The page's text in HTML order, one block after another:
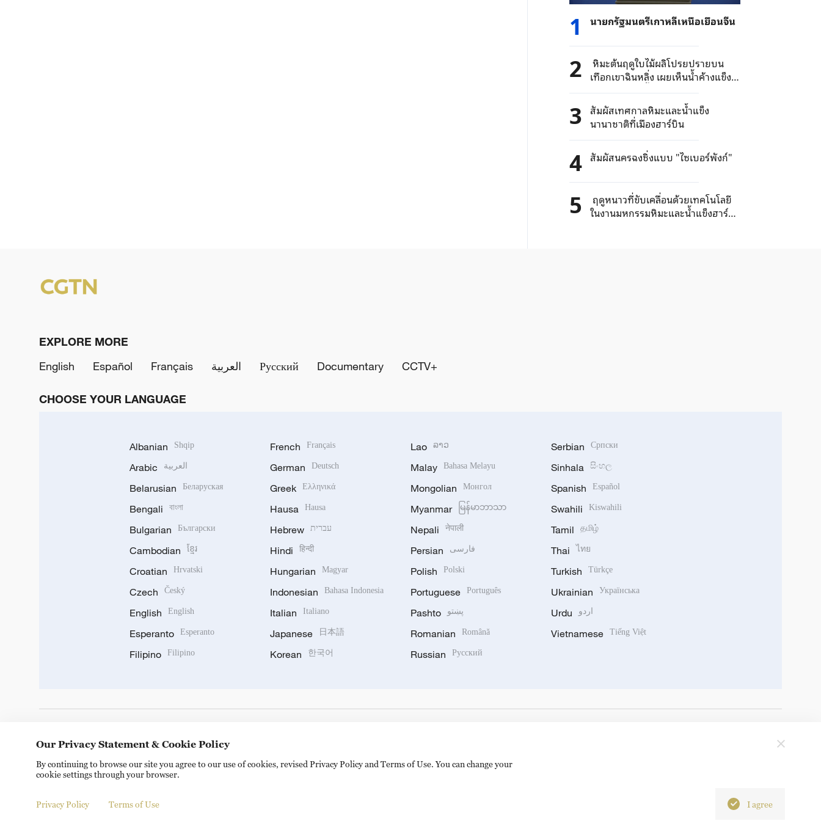
1 นายกรัฐมนตรีเกาหลีเหนือเยือนจีน
2
หิมะต้นฤดูใบไม้ผลิโปรยปรายบน
เทือกเขาฉินหลิ่ง เผยเห็นน้ำค้างแข็ง
เกาะและสายน้ำตกในภาพเดียว
3 สัมผัสเทศกาลหิมะและน้ำแข็ง
นานาชาติที่เมืองฮาร์บิน
4 สัมผัสนครฉงชิ่งแบบ "ไซเบอร์พังก์"
5
ฤดูหนาวที่ขับเคลื่อนด้วยเทคโนโลยี
ในงานมหกรรมหิมะและน้ำแข็งฮาร์
EXPLORE MORE
English
Español Français العربية Русский Documentary CCTV+
CHOOSE YOUR LANGUAGE
Albanian Shqip
Arabic العربية
Belarusian Беларуская
Bengali বাংলা
Bulgarian Български
Cambodian ខ្មែរ
Croatian Hrvatski
Czech Český
English English
Esperanto Esperanto
Filipino Filipino
French Français
German Deutsch
Greek Ελληνικά
Hausa Hausa
Hebrew עברית
Hindi हिन्दी
Hungarian Magyar
Indonesian Bahasa Indonesia
Italian Italiano
Japanese 日本語
Korean 한국어
Lao ລາວ
Malay Bahasa Melayu
Mongolian Монгол
Myanmar မြန်မာဘာသာ
Nepali नेपाली
Persian فارسی
Polish Polski
Portuguese Português
Pashto پښتو
Romanian Română
Russian Русский
Serbian Српски
Sinhala සිංහල
Spanish Español
Swahili Kiswahili
Tamil தமிழ்
Thai ไทย
Turkish Türkçe
Ukrainian Українська
Urdu اردو
Vietnamese Tiếng Việt
Copyright © 2024 CGTN. 京ICP备20000184号
Our Privacy Statement & Cookie Policy
By continuing to browse our site you agree to our use of cookies, revised Privacy Policy and Terms of Use. You can change your
cookie settings through your browser.
Privacy Policy Terms of Use I agree